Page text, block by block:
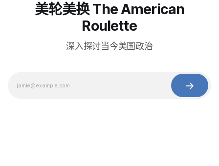
美轮美换 The American
Roulette
深入探讨当今美国政治